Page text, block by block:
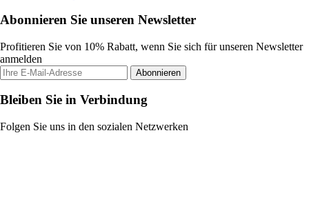
Abonnieren Sie unseren Newsletter
Profitieren Sie von 10% Rabatt, wenn Sie sich für unseren Newsletter
anmelden
Abonnieren
Bleiben Sie in Verbindung
Folgen Sie uns in den sozialen Netzwerken